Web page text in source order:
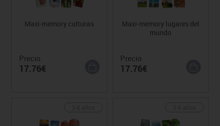
Maxi-memory culturas
Precio
17.76€
Maxi-memory lugares del
mundo
Precio
17.76€